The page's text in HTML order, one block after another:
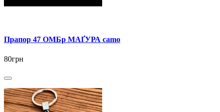
Прапор 47 ОМБр МАҐУРА camo
80грн